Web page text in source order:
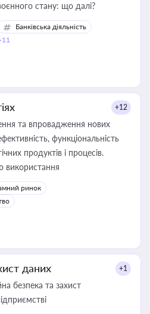
стану: що далі?
Банківська діяльність
+12
та впровадження нових
функціональність
продуктів і процесів.
використання
ринок
даних +1
безпека та захист